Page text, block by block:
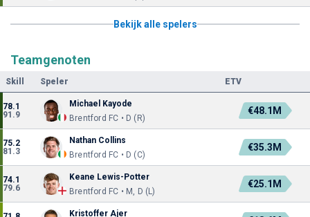
Bekijk alle spelers
Teamgenoten
Skill Speler ETV
78.1
91.9
Michael Kayode
Brentford FC • D (R)
€48.1M
75.2
81.3
Nathan Collins
Brentford FC • D (C)
€35.3M
74.1
79.6
Keane Lewis-Potter
Brentford FC • M, D (L)
€25.1M
Kristoffer Ajer